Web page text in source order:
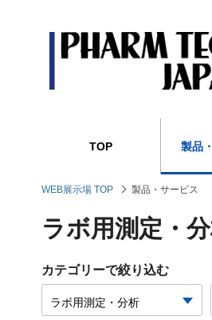
TOP 製品
WEB展示場 TOP 製品・サービス
ラボ用測定・
カテゴリーで絞り込む